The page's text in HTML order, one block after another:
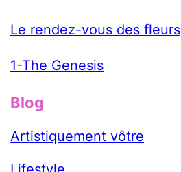
Le rendez-vous des fleurs
1-The Genesis
Blog
Artistiquement vôtre